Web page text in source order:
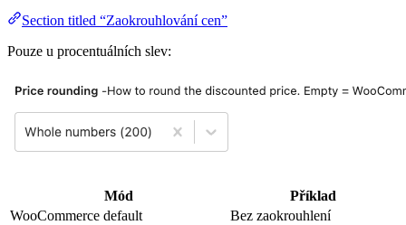
Section titled “Zaokrouhlování cen”
Pouze u procentuálních slev:
Mód
Příklad
WooCommerce default
Bez zaokrouhlení